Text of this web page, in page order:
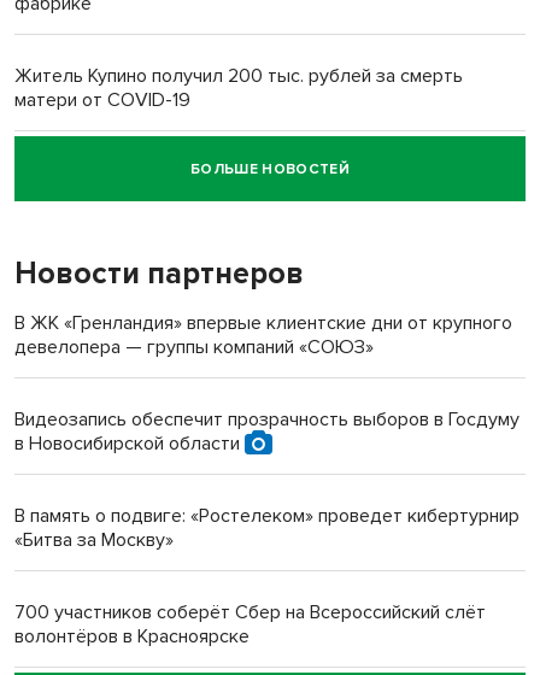
Житель Купино получил 200 тыс. рублей за смерть
матери от COVID-19
Новосибирский суд наказал водителя за смерть
пенсионерки на вокзале
«Мы живём на пастбище!»: в новосибирском селе лошади
терроризируют жителей
Новосибирский преподаватель с женой вошли в топ-16
БОЛЬШЕ НОВОСТЕЙ
Новости партнеров
В ЖК «Гренландия» впервые клиентские дни от крупного
девелопера — группы компаний «СОЮЗ»
Видеозапись обеспечит прозрачность выборов в Госдуму
в Новосибирской области
В память о подвиге: «Ростелеком» проведет кибертурнир
«Битва за Москву»
700 участников соберёт Сбер на Всероссийский слёт
волонтёров в Красноярске